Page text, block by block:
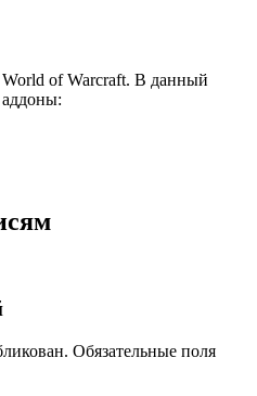
of Warcraft. В данный
Обязательные поля